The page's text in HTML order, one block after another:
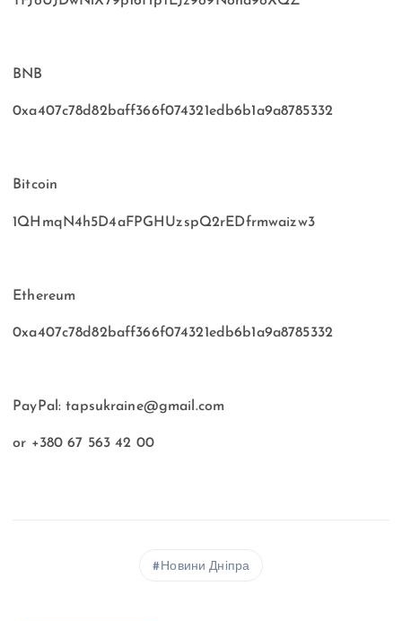
BNB
0xa407c78d82baff366f074321edb6b1a9a8785332
Bitcoin
1QHmqN4h5D4aFPGHUzspQ2rEDfrmwaizw3
Ethereum
0xa407c78d82baff366f074321edb6b1a9a8785332
PayPal:tapsukraine@gmail.com
or +380 67 563 42 00
Новини Дніпра